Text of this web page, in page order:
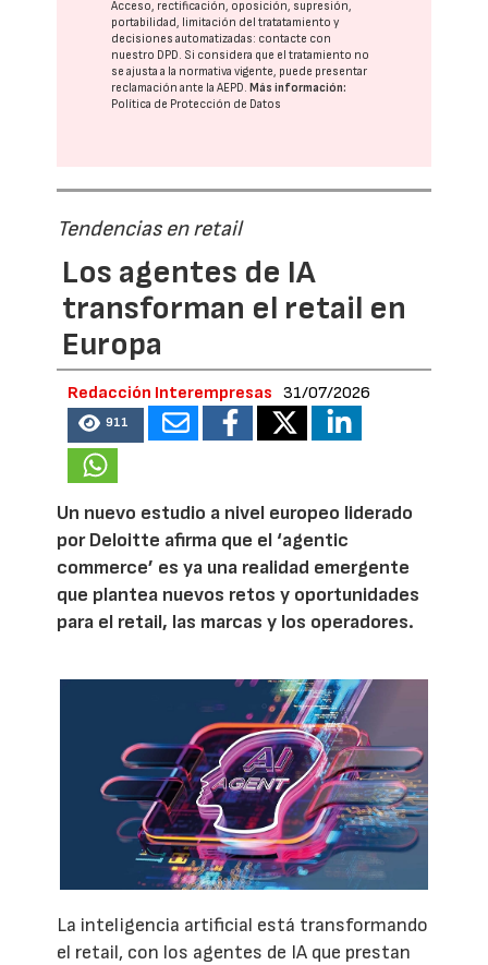
Acceso, rectificación, oposición, supresión,
portabilidad, limitación del tratatamiento y
decisiones automatizadas: contacte con
nuestro DPD. Si considera que el tratamiento no
se ajusta a la normativa vigente, puede presentar
reclamación ante laAEPD. Más información:
Política de Protección de Datos
Tendencias en retail
Los agentes de IA
transforman el retail en
Europa
Redacción Interempresas 31/07/2026
911
Un nuevo estudio a nivel europeo liderado
por Deloitte afirma que el ‘agentic
commerce’ es ya una realidad emergente
que plantea nuevos retos y oportunidades
para el retail, las marcas y los operadores.
La inteligencia artificial está transformando
el retail, con los agentes de IA que prestan